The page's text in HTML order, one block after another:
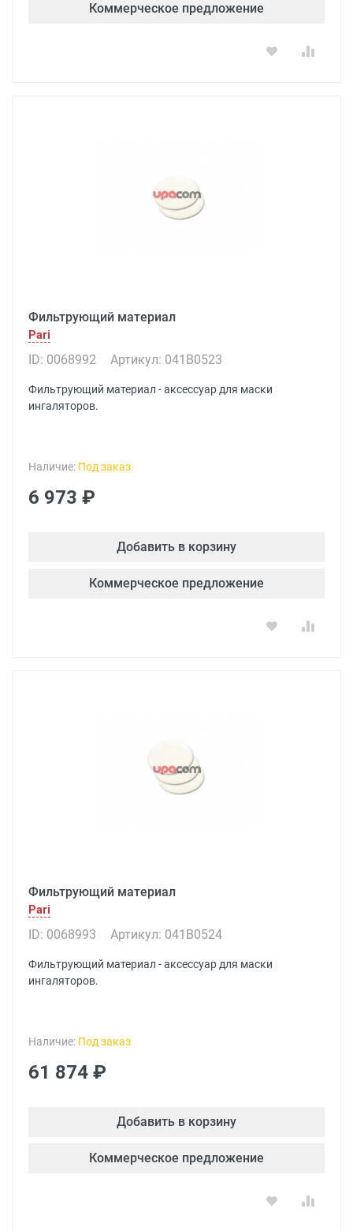
Коммерческое предложение
Фильтрующий материал
Pari
ID: 0068992 Артикул: 041В0523
Фильтрующий материал - аксессуар для маски
ингаляторов.
Наличие: Под заказ
6 973 ₽
Добавить в корзину
Коммерческое предложение
Фильтрующий материал
Pari
ID: 0068993 Артикул: 041В0524
Фильтрующий материал - аксессуар для маски
ингаляторов.
Наличие: Под заказ
61 874 ₽
Добавить в корзину
Коммерческое предложение